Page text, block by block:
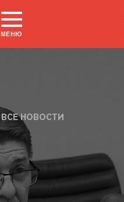
МЕНЮ
ВСЕ НОВОСТИ